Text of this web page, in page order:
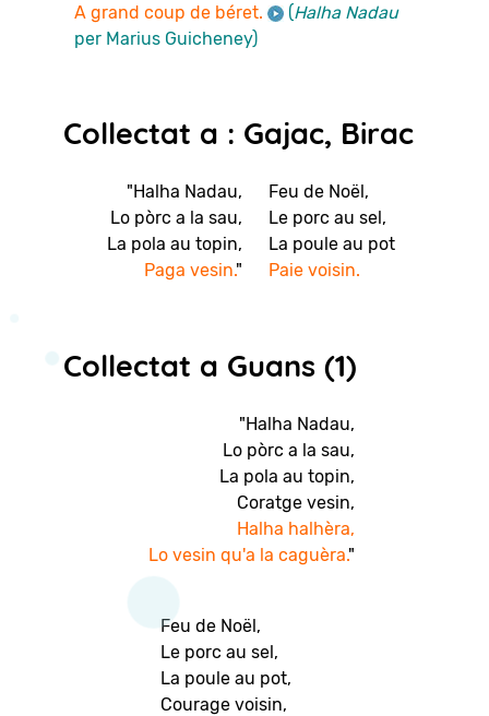
A grand coup de béret.
(Halha Nadau
per Marius Guicheney)
Collectat a : Gajac, Birac
"Halha Nadau,
Lo pòrc a la sau,
La pola au topin,
Paga vesin."
Feu de Noël,
Le porc au sel,
La poule au pot
Paie voisin.
Collectat a Guans (1)
"Halha Nadau,
Lo pòrc a la sau,
La pola au topin,
Coratge vesin,
Halha halhèra,
Lo vesin qu'a la caguèra."
Feu de Noël,
Le porc au sel,
La poule au pot,
Courage voisin,